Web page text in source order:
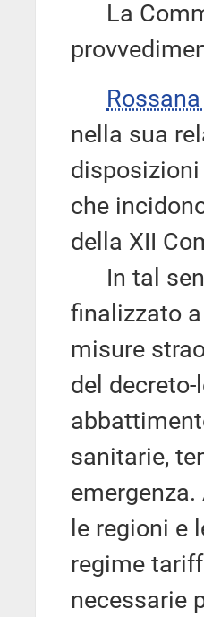
La
nella sua
disposizioni
che
della XII
In tal
finalizzato
misure
del
sanitarie,
le regioni e
regime
necessarie